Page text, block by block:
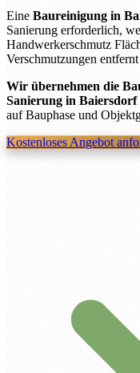
Eine Baureinigung in
Sanierung erforderlich,
Handwerkerschmutz
Verschmutzungen
Wir übernehmen die
Sanierung in Baiersdorf
auf Bauphase und
Kostenloses Angebot